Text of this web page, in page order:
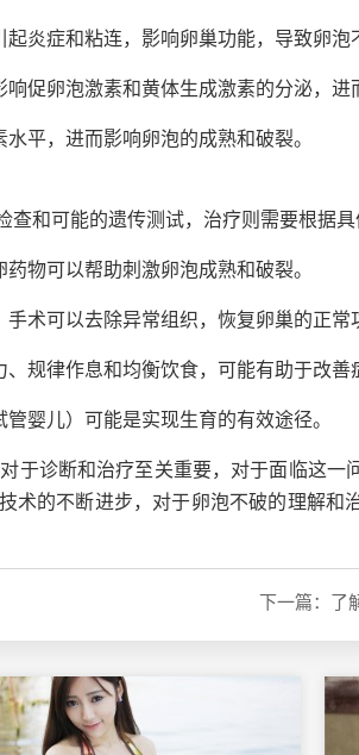
炎症和粘连，影响卵巢功能，导致卵泡
促卵泡激素和黄体生成激素的分泌，进
平，进而影响卵泡的成熟和破裂。
和可能的遗传测试，治疗则需要根据具
物可以帮助刺激卵泡成熟和破裂。
术可以去除异常组织，恢复卵巢的正常
规律作息和均衡饮食，可能有助于改善
婴儿）可能是实现生育的有效途径。
于诊断和治疗至关重要，对于面临这一
的不断进步，对于卵泡不破的理解和
下一篇：了